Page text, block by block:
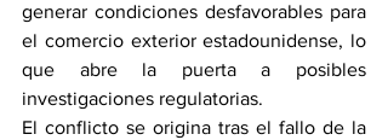
generar condiciones desfavorables para
el comercio exterior estadounidense, lo
que abre la puerta a posibles
investigaciones regulatorias.
El conflicto se origina tras el fallo de la